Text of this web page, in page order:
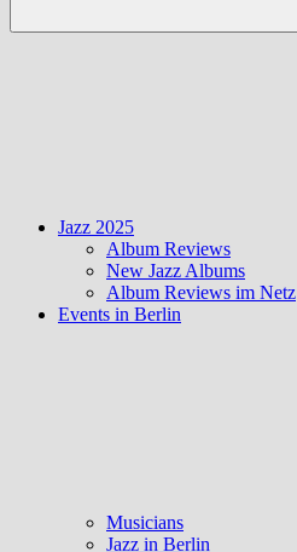
Jazz 2025
Album Reviews
New Jazz Albums
Album Reviews im Netz
Events in Berlin
Musicians
Jazz in Berlin